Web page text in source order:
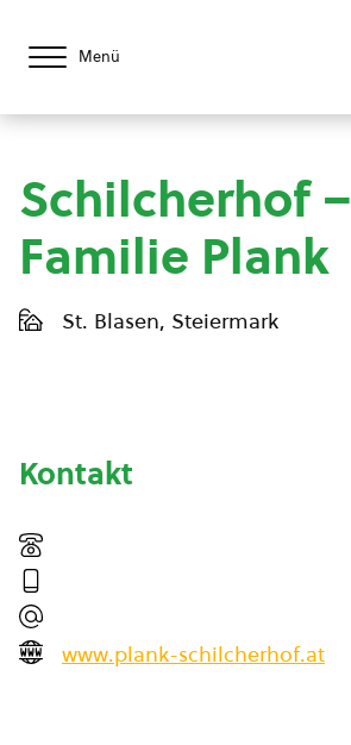
Menü
Schilcherhof –
Familie Plank
St. Blasen, Steiermark
Kontakt
www.plank-schilcherhof.at